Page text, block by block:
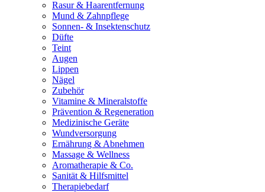
Rasur & Haarentfernung
Mund & Zahnpflege
Sonnen- & Insektenschutz
Düfte
Teint
Augen
Lippen
Nägel
Zubehör
Vitamine & Mineralstoffe
Prävention & Regeneration
Medizinische Geräte
Wundversorgung
Ernährung & Abnehmen
Massage & Wellness
Aromatherapie & Co.
Sanität & Hilfsmittel
Therapiebedarf